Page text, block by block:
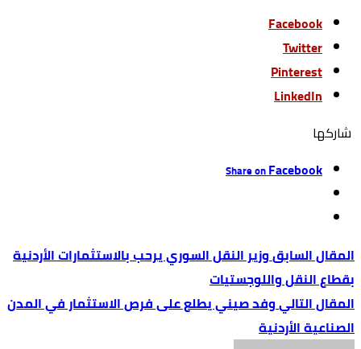
Facebook
Twitter
Pinterest
LinkedIn
‫‫ شاركها‬
Share onFacebook
وزير النقل السوري يرحب بالاستثمارات الأردنية
بقطاع النقل واللوجستيات
وفد صيني يطلع على فرص الاستثمار في المدن
الصناعية الأردنية